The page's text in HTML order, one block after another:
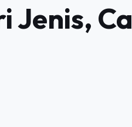
Jenis,